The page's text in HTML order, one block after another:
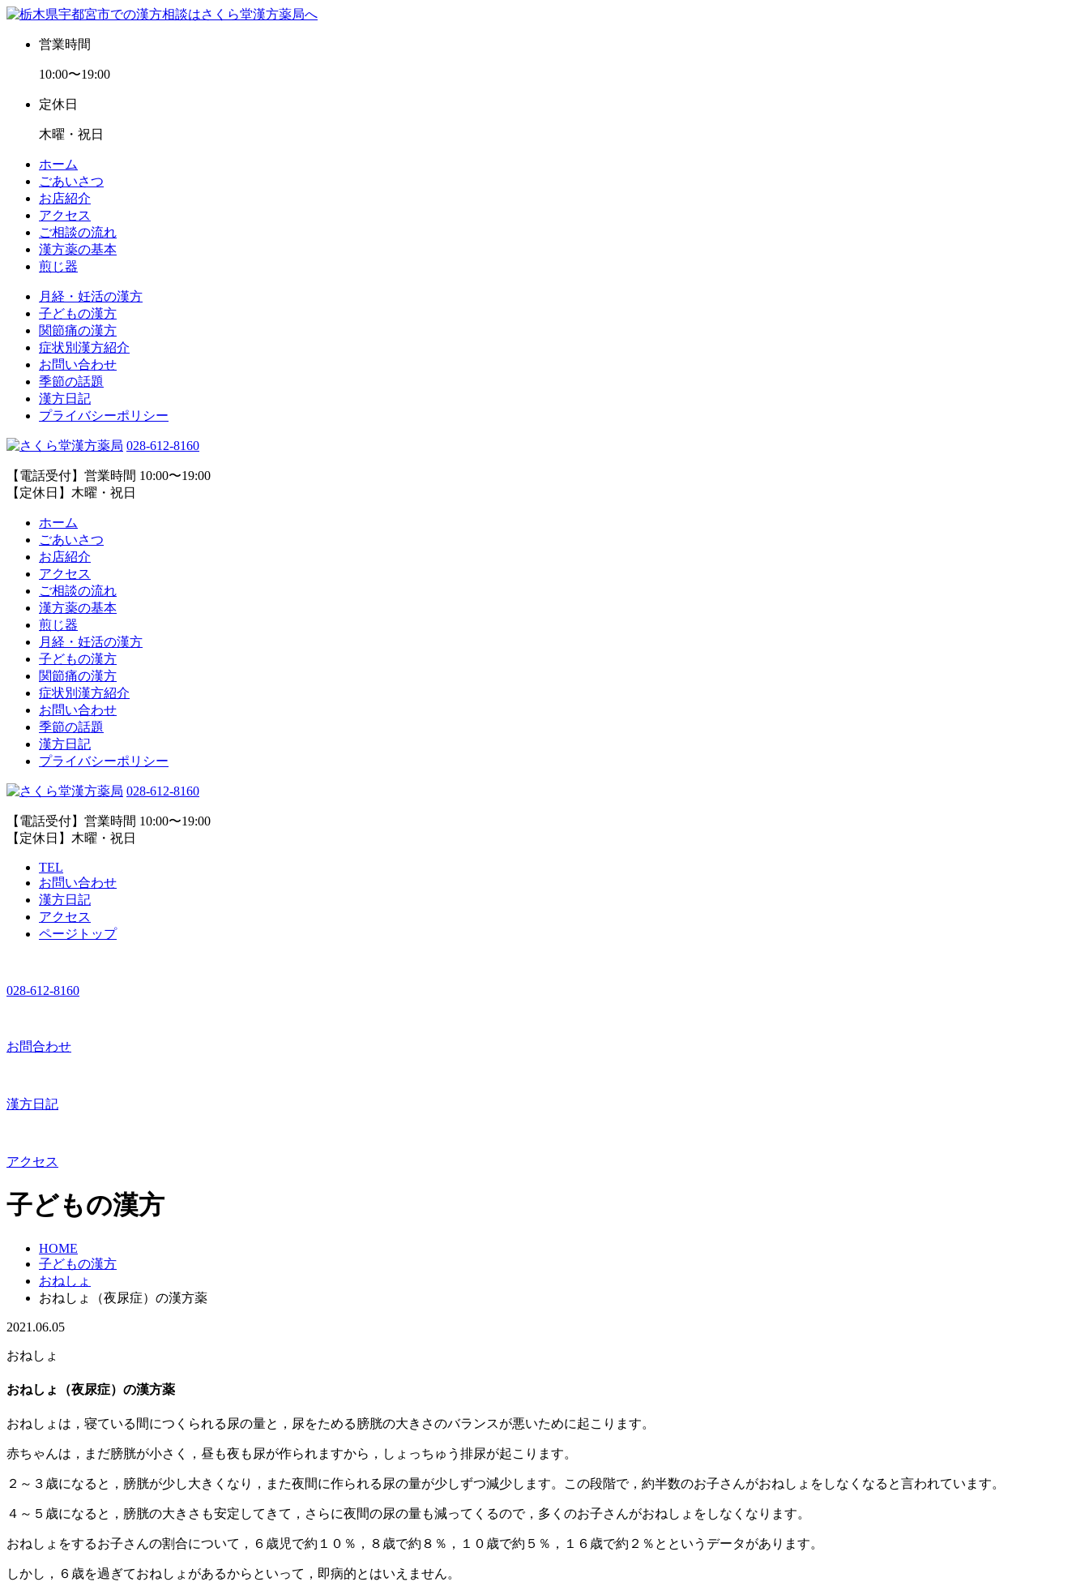
営業時間
10:00〜19:00
定休日
木曜・祝日
ホーム
ごあいさつ
お店紹介
アクセス
ご相談の流れ
漢方薬の基本
煎じ器
月経・妊活の漢方
子どもの漢方
関節痛の漢方
症状別漢方紹介
お問い合わせ
季節の話題
漢方日記
プライバシーポリシー
028-612-8160
【電話受付】営業時間 10:00〜19:00
【定休日】木曜・祝日
ホーム
ごあいさつ
お店紹介
アクセス
ご相談の流れ
漢方薬の基本
煎じ器
月経・妊活の漢方
子どもの漢方
関節痛の漢方
症状別漢方紹介
お問い合わせ
季節の話題
漢方日記
プライバシーポリシー
028-612-8160
【電話受付】営業時間 10:00〜19:00
【定休日】木曜・祝日
TEL
お問い合わせ
漢方日記
アクセス
ページトップ
028-612-8160
お問合わせ
漢方日記
アクセス
子どもの漢方
HOME
子どもの漢方
おねしょ
おねしょ（夜尿症）の漢方薬
2021.06.05
おねしょ
おねしょ（夜尿症）の漢方薬
おねしょは，寝ている間につくられる尿の量と，尿をためる膀胱の大きさのバランスが悪いために起こります。
赤ちゃんは，まだ膀胱が小さく，昼も夜も尿が作られますから，しょっちゅう排尿が起こります。
２～３歳になると，膀胱が少し大きくなり，また夜間に作られる尿の量が少しずつ減少します。この段階で，約半数のお子さんがおねしょをしなくなると言われています。
４～５歳になると，膀胱の大きさも安定してきて，さらに夜間の尿の量も減ってくるので，多くのお子さんがおねしょをしなくなります。
おねしょをするお子さんの割合について，６歳児で約１０％，８歳で約８％，１０歳で約５％，１６歳で約２％とというデータがあります。
しかし，６歳を過ぎておねしょがあるからといって，即病的とはいえません。